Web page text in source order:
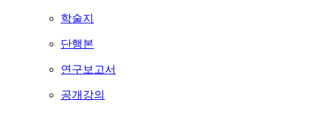
학술지
단행본
연구보고서
공개강의